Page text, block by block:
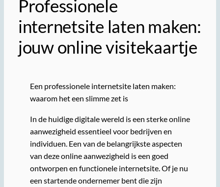
Professionele
internetsite laten maken:
jouw online visitekaartje
Een professionele internetsite laten maken:
waarom het een slimme zet is
In de huidige digitale wereld is een sterke online
aanwezigheid essentieel voor bedrijven en
individuen. Een van de belangrijkste aspecten
van deze online aanwezigheid is een goed
ontworpen en functionele internetsite. Of je nu
een startende ondernemer bent die zijn